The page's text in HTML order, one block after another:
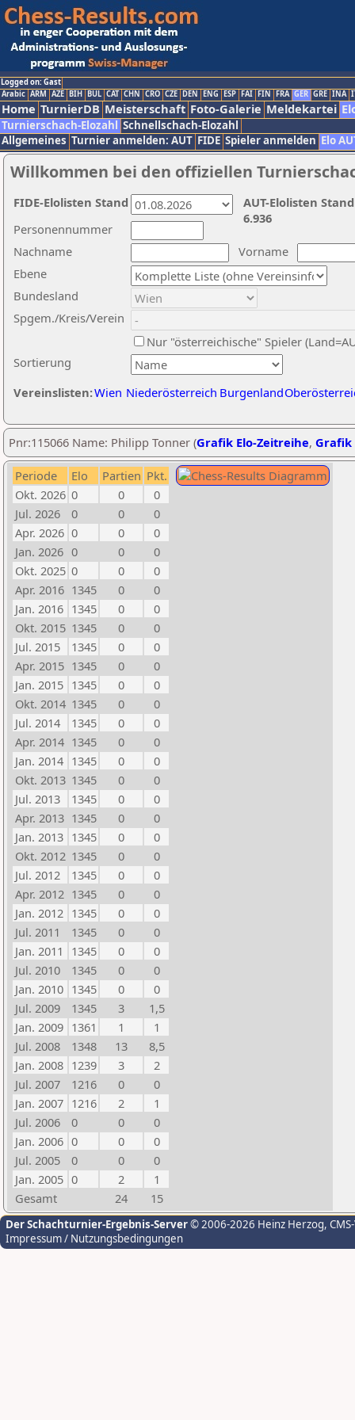
Logged on: Gast
Arabic ARM AZE BIH BUL CAT CHN CRO CZE DEN ENG ESP FAI FIN FRA GER GRE INA
Home TurnierDB Meisterschaft Foto-Galerie Meldekartei
Turnierschach-Elozahl Schnellschach-Elozahl
Allgemeines Turnier anmelden: AUT FIDE Spieler anmelden Elo
Willkommen bei den offiziellen
Nachname
Vorname
Ebene
Sortierung
Personennummer
Bundesland
Spgem./Kreis/Verein
Nur "österreichische" Spieler
Vereinslisten:Wien Niederösterreich Burgenland
AUT-Elolisten
6.936
FIDE-Elolisten Stand
Pnr:115066 Name: Philipp Tonner (Grafik Elo-Zeitreihe, Grafik
Periode Elo Partien Pkt.
Okt. 2026 0 0
0
Jul. 2026
0 0
0
Apr. 2026 0 0
0
Jan. 2026 0 0
0
Okt. 2025 0 0
0
Apr. 2016 1345 0
0
Jan. 2016 1345 0
0
Okt. 2015 1345 0
0
Jul. 2015
1345 0
0
Apr. 2015 1345 0
0
Jan. 2015 1345 0
0
Okt. 2014 1345 0
0
Jul. 2014
1345 0
0
Apr. 2014 1345 0
0
Jan. 2014 1345 0
0
Okt. 2013 1345 0
0
Jul. 2013
1345 0
0
Apr. 2013 1345 0
0
Jan. 2013 1345 0
0
Okt. 2012 1345 0
0
Jul. 2012
1345 0
0
Apr. 2012 1345 0
0
Jan. 2012 1345 0
0
Jul. 2011
1345 0
0
Jan. 2011
1345 0
0
Jul. 2010
1345 0
0
Jan. 2010 1345 0
0
Jul. 2009
1345 3
1,5
Jan. 2009 1361 1
1
Jul. 2008
1348 13
8,5
Jan. 2008 1239 3
2
Jul. 2007
1216 0
0
Jan. 2007 1216 2
1
Jul. 2006
0 0
0
Jan. 2006 0 0
0
Jul. 2005
0 0
0
Jan. 2005 0 2
1
Gesamt
24 15
Der Schachturnier-Ergebnis-Server© 2006-2026 Heinz Herzog,
Impressum / Nutzungsbedingungen